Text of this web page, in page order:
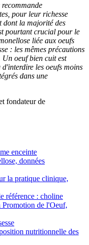
pour leur richesse
dont la majorité des
pourtant crucial pour le
liée aux oeufs
: les mêmes précautions
Un oeuf bien cuit est
les oeufs moins
dans une
fondateur de
enceinte
données
la pratique clinique,
référence : choline
de l'Oeuf,
nutritionnelle des